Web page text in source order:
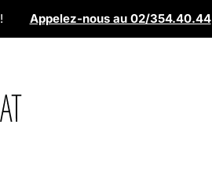
Appelez-nous au 02/354.40.44